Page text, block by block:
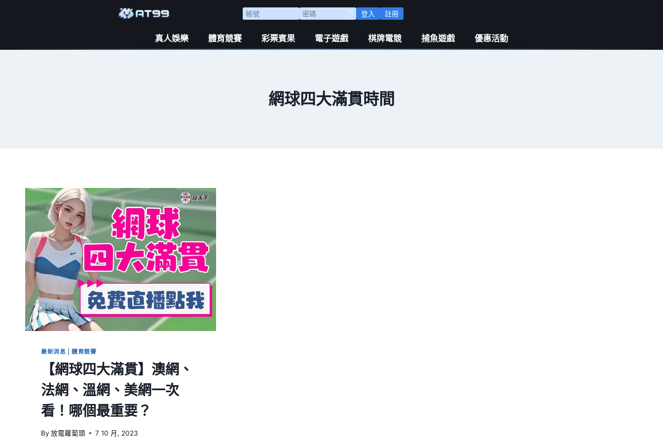
登入 註冊
真人娛樂 體育競賽 彩票賓果 電子遊戲 棋牌電競 捕魚遊戲 優惠活動
網球四大滿貫時間
最新消息 |體育競賽
【網球四大滿貫】澳網、
法網、溫網、美網一次
看！哪個最重要？
By 放電蘿蔔頭 7 10 月, 2023